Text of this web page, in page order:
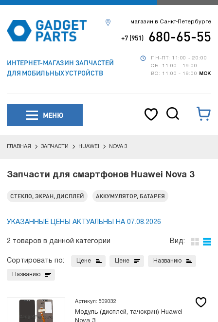
ИНТЕРНЕТ-МАГАЗИН ЗАПЧАСТЕЙ
ДЛЯ МОБИЛЬНЫХ УСТРОЙСТВ
ПН-ПТ: 11:00 - 20:00
СБ: 11:00 - 19:00
ВС: 11:00 - 19:00
МСК
магазин в Санкт-Петербурге
+7 (951) 680-65-55
МЕНЮ
ГЛАВНАЯ ЗАПЧАСТИ HUAWEI NOVA 3
Запчасти для смартфонов Huawei Nova 3
СТЕКЛО, ЭКРАН, ДИСПЛЕЙ АККУМУЛЯТОР, БАТАРЕЯ
УКАЗАННЫЕ ЦЕНЫ АКТУАЛЬНЫ НА 07.08.2026
2 товаров в данной категории Вид:
Сортировать по: Цене Цене Названию
Названию
Артикул: 509032
Модуль (дисплей, тачскрин) Huawei